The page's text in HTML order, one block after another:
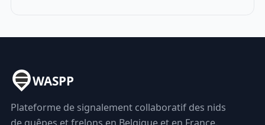
WASPP
Plateforme de signalement collaboratif des nids